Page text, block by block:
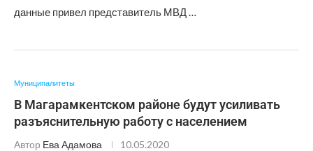
данные привел представитель МВД …
Муниципалитеты
В Магарамкентском районе будут усиливать
разъяснительную работу с населением
Автор Ева Адамова 10.05.2020